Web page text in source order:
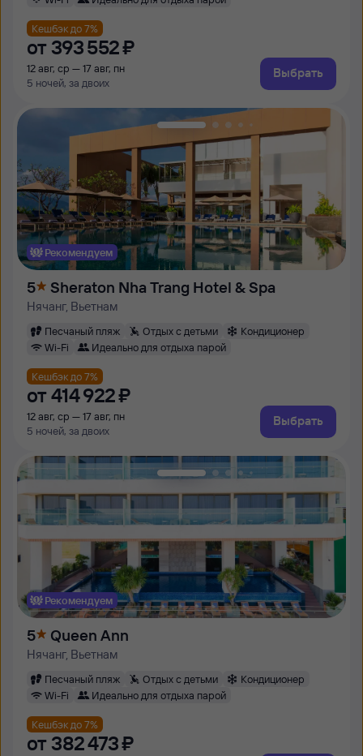
Кешбэк до 7%
от 393 ⁠552 ⁠₽
12 авг, ср — 17 авг, пн
5 ночей, за двоих
Выбрать
Рекомендуем
5 Sheraton Nha Trang Hotel & Spa
Нячанг, Вьетнам
Песчаный пляж Отдых с детьми
Кондиционер
Wi-Fi
Идеально для отдыха парой
Кешбэк до 7%
от 414 ⁠922 ⁠₽
12 авг, ср — 17 авг, пн
5 ночей, за двоих
Выбрать
Рекомендуем
5 Queen Ann
Нячанг, Вьетнам
Песчаный пляж Отдых с детьми
Кондиционер
Wi-Fi
Идеально для отдыха парой
Кешбэк до 7%
от 382 ⁠473 ⁠₽